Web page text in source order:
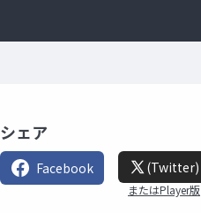
シェア
Facebook (Twitter)
またはPlayer版